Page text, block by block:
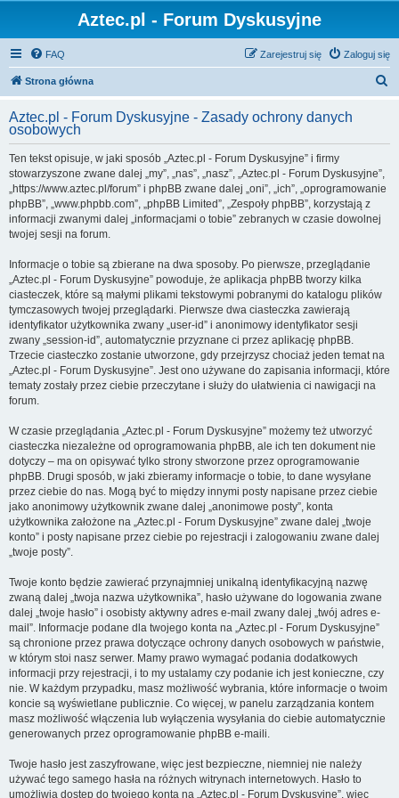
Aztec.pl - Forum Dyskusyjne
FAQ Zaloguj się
Zarejestruj się
Strona główna
k
Aztec.pl - Forum Dyskusyjne - Zasady ochrony danych
osobowych
Ten tekst opisuje, w jaki sposób „Aztec.pl - Forum Dyskusyjne” i firmy
stowarzyszone zwane dalej „my”, „nas”, „nasz”, „Aztec.pl - Forum Dyskusyjne”,
„https://www.aztec.pl/forum” i phpBB zwane dalej „oni”, „ich”, „oprogramowanie
phpBB”, „www.phpbb.com”, „phpBB Limited”, „Zespoły phpBB”, korzystają z
informacji zwanymi dalej „informacjami o tobie” zebranych w czasie dowolnej
twojej sesji na forum.
Informacje o tobie są zbierane na dwa sposoby. Po pierwsze, przeglądanie
„Aztec.pl - Forum Dyskusyjne” powoduje, że aplikacja phpBB tworzy kilka
ciasteczek, które są małymi plikami tekstowymi pobranymi do katalogu plików
tymczasowych twojej przeglądarki. Pierwsze dwa ciasteczka zawierają
identyfikator użytkownika zwany „user-id” i anonimowy identyfikator sesji
zwany „session-id”, automatycznie przyznane ci przez aplikację phpBB.
Trzecie ciasteczko zostanie utworzone, gdy przejrzysz chociaż jeden temat na
„Aztec.pl - Forum Dyskusyjne”. Jest ono używane do zapisania informacji, które
tematy zostały przez ciebie przeczytane i służy do ułatwienia ci nawigacji na
forum.
W czasie przeglądania „Aztec.pl - Forum Dyskusyjne” możemy też utworzyć
ciasteczka niezależne od oprogramowania phpBB, ale ich ten dokument nie
dotyczy – ma on opisywać tylko strony stworzone przez oprogramowanie
phpBB. Drugi sposób, w jaki zbieramy informacje o tobie, to dane wysyłane
przez ciebie do nas. Mogą być to między innymi posty napisane przez ciebie
jako anonimowy użytkownik zwane dalej „anonimowe posty”, konta
użytkownika założone na „Aztec.pl - Forum Dyskusyjne” zwane dalej „twoje
konto” i posty napisane przez ciebie po rejestracji i zalogowaniu zwane dalej
„twoje posty”.
Twoje konto będzie zawierać przynajmniej unikalną identyfikacyjną nazwę
zwaną dalej „twoja nazwa użytkownika”, hasło używane do logowania zwane
dalej „twoje hasło” i osobisty aktywny adres e-mail zwany dalej „twój adres e-
mail”. Informacje podane dla twojego konta na „Aztec.pl - Forum Dyskusyjne”
są chronione przez prawa dotyczące ochrony danych osobowych w państwie,
w którym stoi nasz serwer. Mamy prawo wymagać podania dodatkowych
informacji przy rejestracji, i to my ustalamy czy podanie ich jest konieczne, czy
nie. W każdym przypadku, masz możliwość wybrania, które informacje o twoim
koncie są wyświetlane publicznie. Co więcej, w panelu zarządzania kontem
masz możliwość włączenia lub wyłączenia wysyłania do ciebie automatycznie
generowanych przez oprogramowanie phpBB e-maili.
Twoje hasło jest zaszyfrowane, więc jest bezpieczne, niemniej nie należy
używać tego samego hasła na różnych witrynach internetowych. Hasło to
umożliwia dostęp do twojego konta na „Aztec.pl - Forum Dyskusyjne”, więc